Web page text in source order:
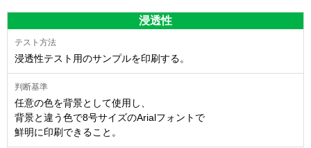
浸透性
浸透性テスト用のサンプルを印刷する。
任意の色を背景として使用し、
背景と違う色で8号サイズのArialフォントで
鮮明に印刷できること。